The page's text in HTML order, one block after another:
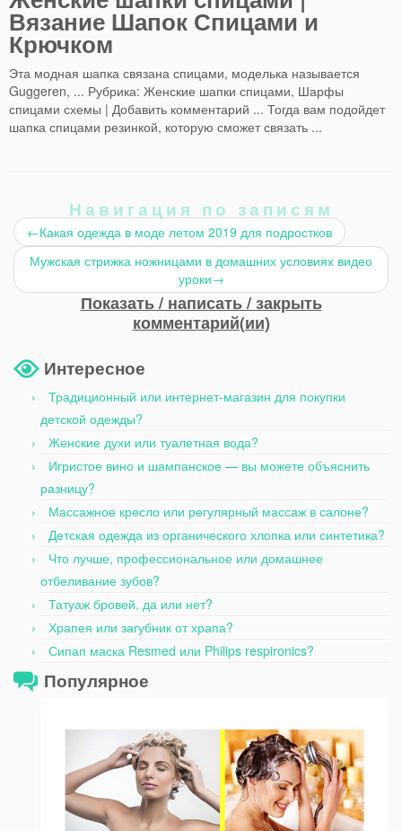
Вязание Шапок Спицами и
Крючком
Эта модная шапка связана спицами, моделька называется
Guggeren, ... Рубрика: Женские шапки спицами, Шарфы
спицами схемы | Добавить комментарий ... Тогда вам подойдет
шапка спицами резинкой, которую сможет связать ...
Навигация по записям
←Какая одежда в моде летом 2019 для подростков
Мужская стрижка ножницами в домашних условиях видео
уроки→
Показать / написать / закрыть
комментарий(ии)
Интересное
Традиционный или интернет-магазин для покупки
детской одежды?
Женские духи или туалетная вода?
Игристое вино и шампанское — вы можете объяснить
разницу?
Массажное кресло или регулярный массаж в салоне?
Детская одежда из органического хлопка или синтетика?
Что лучше, профессиональное или домашнее
отбеливание зубов?
Татуаж бровей, да или нет?
Храпея или загубник от храпа?
Сипап маска Resmed или Philips respironics?
Популярное